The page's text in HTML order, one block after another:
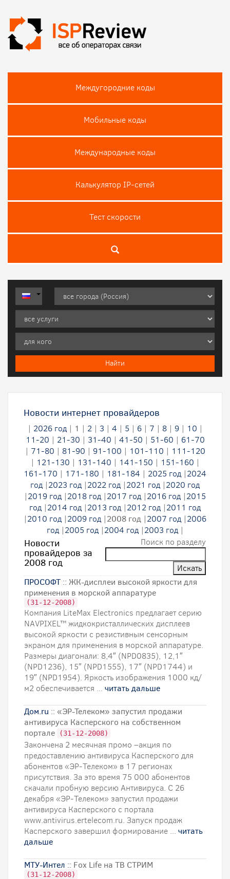
Междугородние коды
Мобильные коды
Международные коды
Калькулятор IP-сетей
Тест скороcти
Новости интернет провайдеров
| 2026 год| 1 | 2| 3 | 4 | 5 | 6| 7 | 8| 9| 10 |
11-20 | 21-30 | 31-40 | 41-50 | 51-60 | 61-70
| 71-80 | 81-90 | 91-100 | 101-110 | 111-120
| 121-130 | 131-140 | 141-150 | 151-160 |
161-170 | 171-180 | 181-184 | 2025 год |2024
год |2023 год |2022 год |2021 год |2020 год
|2019 год |2018 год |2017 год |2016 год |2015
год |2014 год |2013 год |2012 год |2011 год
|2010 год |2009 год |2008 год |2007 год |2006
год|2005 год|2004 год|2003 год|
Новости
провайдеров за
2008 год
Поиск по разделу
ПРОСОФТ :: ЖК-дисплеи высокой яркости для
применения в морской аппаратуре
(31-12-2008)
Компания LiteMax Electronics предлагает серию
NAVPIXEL™ жидкокристаллических дисплеев
высокой яркости с резистивным сенсорным
экраном для применения в морской аппаратуре.
Размеры диагонали: 8,4″ (NPD0835), 12,1″
(NPD1236), 15″ (NPD1555), 17″ (NPD1744) и
19″ (NPD1954). Яркость изображения 1000 кд/
м2 обеспечивается ... читать дальше
Дом.ru :: «ЭР-Телеком» запустил продажи
антивируса Касперского на собственном
портале
(31-12-2008)
Закончена 2 месячная промо –акция по
предоставлению антивируса Касперского для
абонентов «ЭР-Телеком» в 17 регионах
присутствия. За это время 75 000 абонентов
скачали пробную версию Антивируса. С 26
декабря «ЭР-Телеком» запустил продажи
антивируса Касперского с портала
www.antivirus.ertelecom.ru. Запуск продаж
Касперского завершил формирование ... читать
дальше
МТУ-Интел :: Fox Life на ТВ СТРИМ
(31-12-2008)